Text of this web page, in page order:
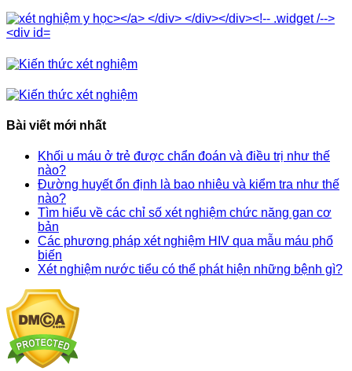
Bài viết mới nhất
Khối u máu ở trẻ được chẩn đoán và điều trị như thế
nào?
Đường huyết ổn định là bao nhiêu và kiểm tra như thế
nào?
Tìm hiểu về các chỉ số xét nghiệm chức năng gan cơ
bản
Các phương pháp xét nghiệm HIV qua mẫu máu phổ
biến
Xét nghiệm nước tiểu có thể phát hiện những bệnh gì?